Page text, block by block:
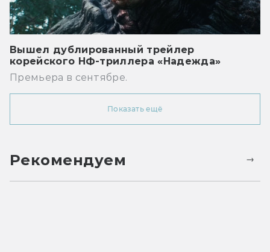
Вышел дублированный трейлер
корейского НФ-триллера «Надежда»
Премьера в сентябре.
Показать ещё
Рекомендуем